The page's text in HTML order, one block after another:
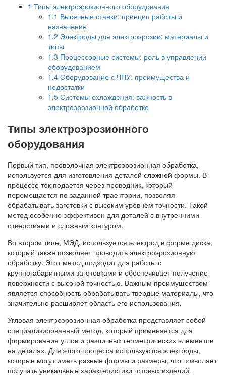
1 Типы электроэрозионного оборудования
1.1 Высечные станки: принцип работы и
назначение
1.2 Электроды для электроэрозии: материалы и
типы
1.3 Процессорные системы: роль в управлении
оборудованием
1.4 Оборудование с ЧПУ: преимущества и
недостатки
1.5 Системы охлаждения: важность в
электроэрозионной обработке
Типы электроэрозионного
оборудования
Первый тип, проволочная электроэрозионная обработка,
используется для изготовления деталей сложной формы. В
процессе ток подается через проводник, который
перемещается по заданной траектории, позволяя
обрабатывать заготовки с высоким уровнем точности. Такой
метод особенно эффективен для деталей с внутренними
отверстиями и сложным контуром.
Во втором типе, МЭД, используется электрод в форме диска,
который также позволяет проводить электроэрозионную
обработку. Этот метод подходит для работы с
крупногабаритными заготовками и обеспечивает получение
поверхности с высокой точностью. Важным преимуществом
является способность обрабатывать твердые материалы, что
значительно расширяет область его использования.
Угловая электроэрозионная обработка представляет собой
специализированный метод, который применяется для
формирования углов и различных геометрических элементов
на деталях. Для этого процесса используются электроды,
которые могут иметь разные формы и размеры, что позволяет
получать уникальные характеристики готовых изделий.